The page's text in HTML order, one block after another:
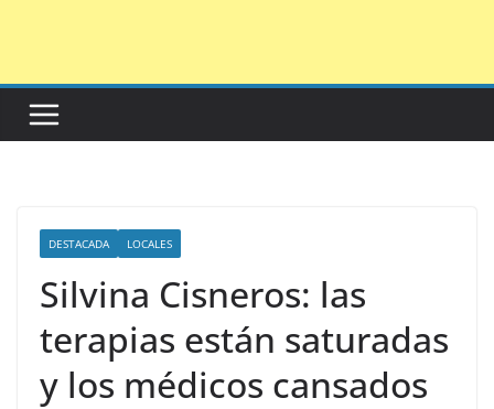
DESTACADA LOCALES
Silvina Cisneros: las
terapias están saturadas
y los médicos cansados